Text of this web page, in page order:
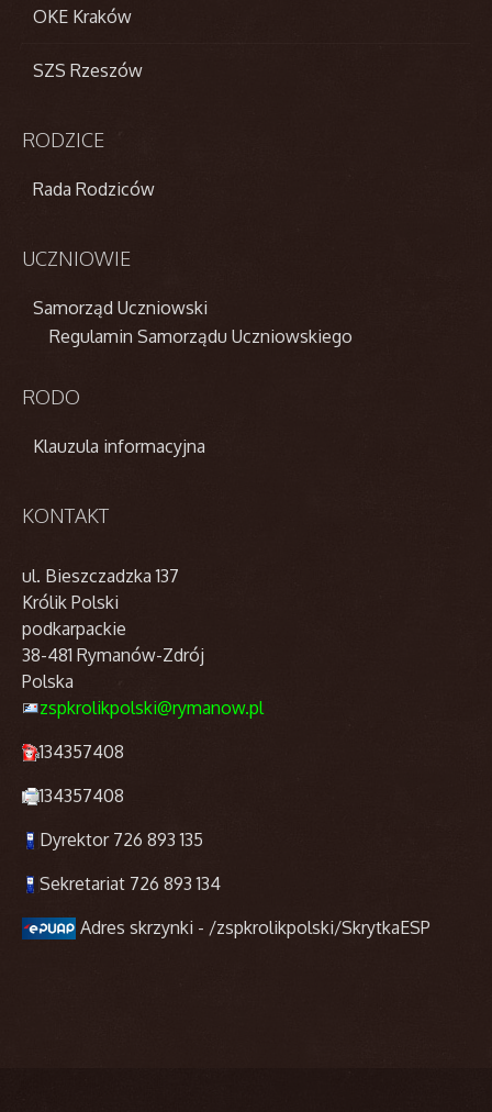
OKE Kraków
SZS Rzeszów
RODZICE
Rada Rodziców
UCZNIOWIE
Samorząd Uczniowski
Regulamin Samorządu Uczniowskiego
RODO
Klauzula informacyjna
KONTAKT
ul. Bieszczadzka 137
Królik Polski
podkarpackie
38-481 Rymanów-Zdrój
Polska
zspkrolikpolski@rymanow.pl
134357408
134357408
Dyrektor 726 893 135
Sekretariat 726 893 134
Adres skrzynki - /zspkrolikpolski/SkrytkaESP